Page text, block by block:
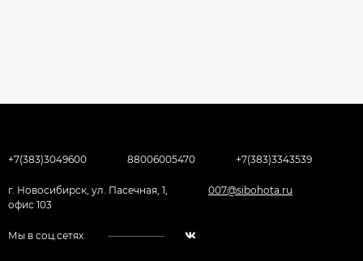
+7(383)3049600 88006005470 +7(383)3343539
г. Новосибирск, ул. Пасечная, 1,
офис 103
007@sibohota.ru
Мы в соц.сетях